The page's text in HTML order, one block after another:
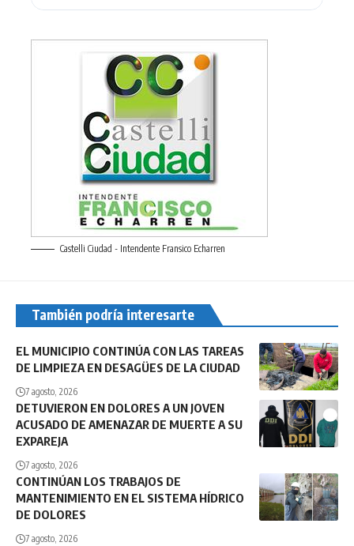
Castelli Ciudad - Intendente Fransico Echarren
También podría interesarte
EL MUNICIPIO CONTINÚA CON LAS TAREAS
DE LIMPIEZA EN DESAGÜES DE LA CIUDAD
7 agosto, 2026
DETUVIERON EN DOLORES A UN JOVEN
ACUSADO DE AMENAZAR DE MUERTE A SU
EXPAREJA
7 agosto, 2026
CONTINÚAN LOS TRABAJOS DE
MANTENIMIENTO EN EL SISTEMA HÍDRICO
DE DOLORES
7 agosto, 2026